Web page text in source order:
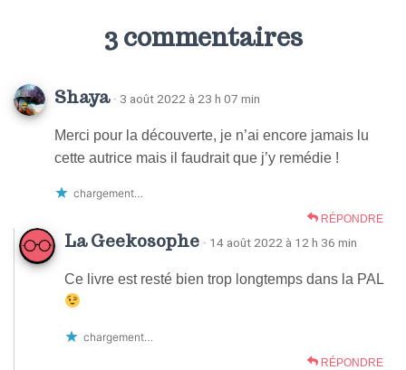
3 commentaires
Shaya · 3 août 2022 à 23 h 07 min
Merci pour la découverte, je n’ai encore jamais lu
cette autrice mais il faudrait que j’y remédie !
chargement…
RÉPONDRE
La Geekosophe · 14 août 2022 à 12 h 36 min
Ce livre est resté bien trop longtemps dans la PAL
chargement…
RÉPONDRE